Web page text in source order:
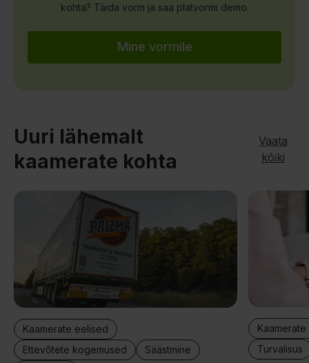
kohta? Täida vorm ja saa platvormi demo.
Mine vormile
Uuri lähemalt
kaamerate kohta
Vaata
kõiki
Kaamerate eelised
Ettevõtete kogemused
Säästmine
Turvalisus